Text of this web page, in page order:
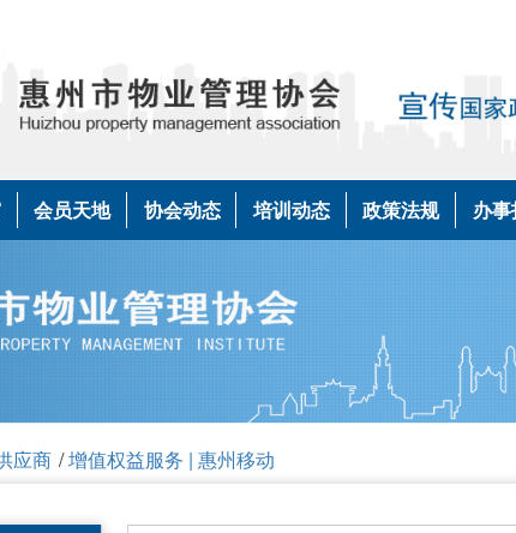
会员天地 协会动态 培训动态 政策法规 办
应商 /增值权益服务 | 惠州移动